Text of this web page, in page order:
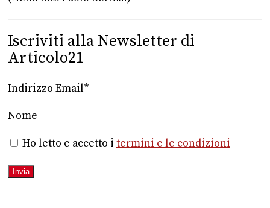
Iscriviti alla Newsletter di
Articolo21
Indirizzo Email*
Nome
Ho letto e accetto i termini e le condizioni